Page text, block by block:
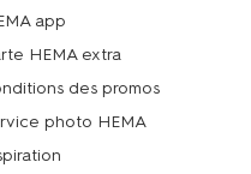
app
HEMA extra
des promos
photo HEMA